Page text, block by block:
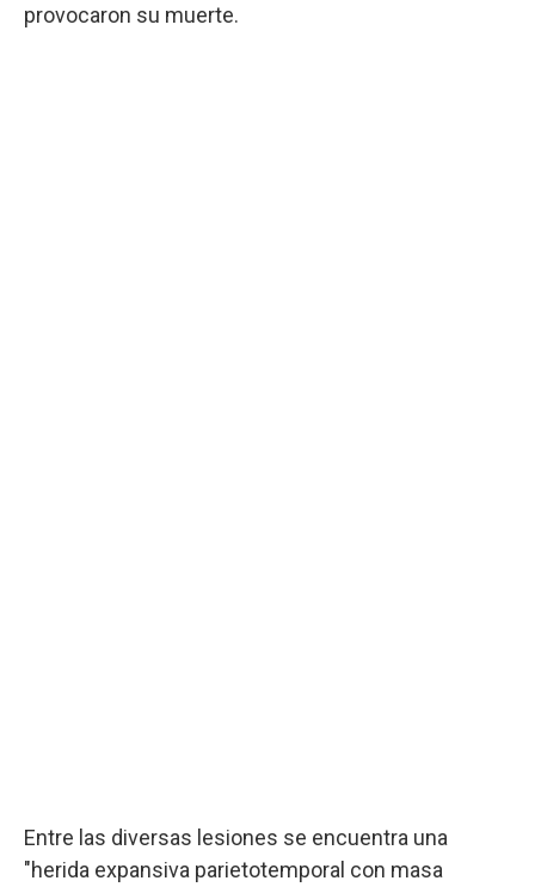
provocaron su muerte.
Entre las diversas lesiones se encuentra una
"herida expansiva parietotemporal con masa